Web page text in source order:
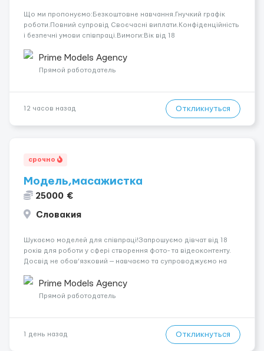
Що ми пропонуємо:Безкоштовне навчання.Гнучкий графік
роботи.Повний супровід Своєчасні виплати.Конфіденційність
і безпечні умови співпраці.Вимоги:Вік від 18
розвиватися.Досвід не обов’язковий.Якщо вас зацікавила
вакансія — залишайте відгук, і ми зв’яжемося ...
Prime Models Agency
Прямой работодатель
12 часов назад Откликнуться
срочно
Модель,масажистка
25000 €
Словакия
Шукаємо моделей для співпраці!Запрошуємо дівчат від 18
років для роботи у сфері створення фото- та відеоконтенту.
Досвід не обов’язковий — навчаємо та супроводжуємо на
конфіденційність і професійну підтримку. Працюємо офіційно,
поважаємо особ...
Prime Models Agency
Прямой работодатель
1 день назад Откликнуться